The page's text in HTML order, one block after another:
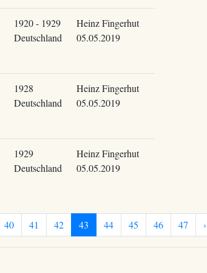
1920 - 1929
Deutschland
Heinz Fingerhut
05.05.2019
1928
Deutschland
Heinz Fingerhut
05.05.2019
1929
Deutschland
Heinz Fingerhut
05.05.2019
40 41 42 43 44 45 46 47 ›